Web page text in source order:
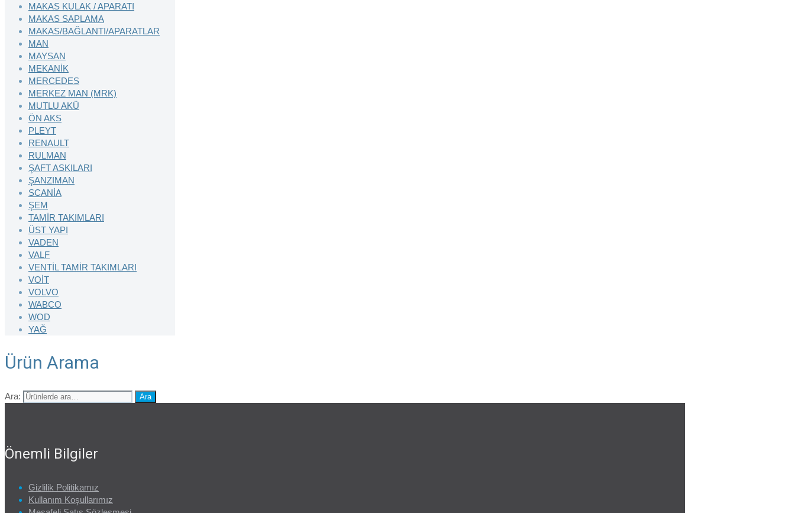
MAKAS KULAK / APARATI
MAKAS SAPLAMA
MAKAS/BAĞLANTI/APARATLAR
MAN
MAYSAN
MEKANİK
MERCEDES
MERKEZ MAN (MRK)
MUTLU AKÜ
ÖN AKS
PLEYT
RENAULT
RULMAN
ŞAFT ASKILARI
ŞANZIMAN
SCANİA
ŞEM
TAMİR TAKIMLARI
ÜST YAPI
VADEN
VALF
VENTİL TAMİR TAKIMLARI
VOİT
VOLVO
WABCO
WOD
YAĞ
Ürün Arama
Ara: Ara
Önemli Bilgiler
Gizlilik Politikamız
Kullanım Koşullarımız